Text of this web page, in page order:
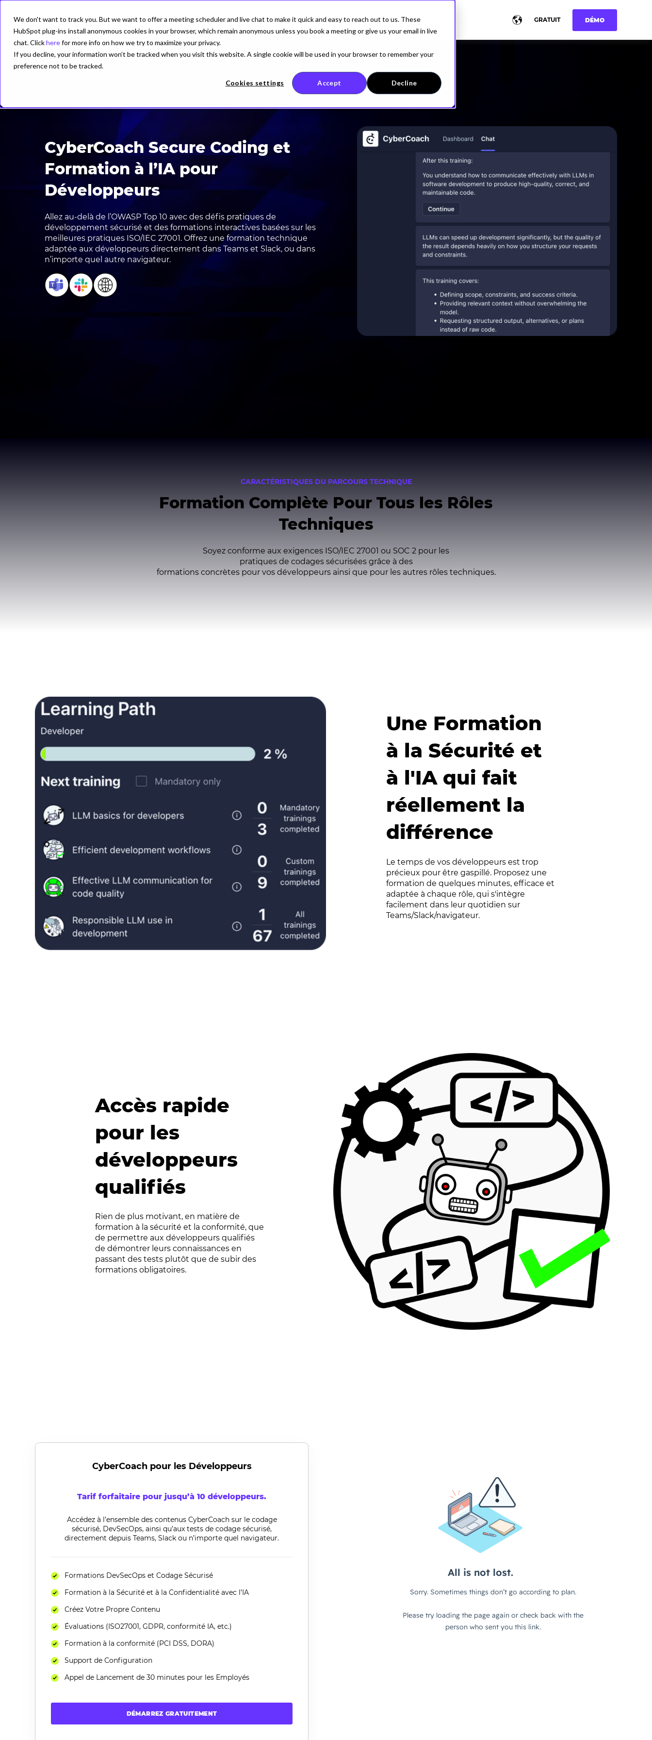
We don't want to track you. But we want to offer a meeting scheduler and live chat to make it quick and easy to reach out to us. These
HubSpot plug-ins install anonymous cookies in your browser, which remain anonymous unless you book a meeting or give us your email in live
chat. Clickherefor more info on how we try to maximize your privacy.
If you decline, your information won’t be tracked when you visit this website. A single cookie will be used in your browser to remember your
preference not to be tracked.
Cookies settings Accept Decline
PRODUIT SÉCURITÉ IA POUR LES DÉVELOPPEURS ENTREPRISE GRATUIT DÉMO
CyberCoach Secure Coding et
Formation à l’IA pour
Développeurs
Allez au-delà de l’OWASP Top 10 avec des défis pratiques de
développement sécurisé et des formations interactives basées sur les
meilleures pratiques ISO/IEC 27001. Offrez une formation technique
adaptée aux développeurs directement dans Teams et Slack, ou dans
n’importe quel autre navigateur.
CARACTÉRISTIQUES DU PARCOURS TECHNIQUE
Formation Complète Pour Tous les Rôles
Techniques
Soyez conforme aux exigences ISO/IEC 27001 ou SOC 2 pour les
pratiques de codages sécuriséesgrâce à des
formations concrètespour vos développeurs ainsi que pourles autres rôlestechniques.
Une Formation
à la Sécurité et
à l'IA qui fait
réellement la
différence
Le temps de vos développeurs est trop
précieux pour être gaspillé. Proposez une
formation de quelques minutes, efficace et
adaptée à chaque rôle, qui s'intègre
facilement dans leur quotidien sur
Teams/Slack/navigateur.
Accès rapide
pour les
développeurs
qualifiés
Rien de plus motivant, en matière de
formation à la sécurité et la conformité, que
de permettre aux développeurs qualifiés
de démontrer leurs connaissances en
passant des tests plutôt que de subir des
formations obligatoires.
CyberCoach pour les Développeurs
Tarifforfaitaire pourjusqu’à 10développeurs.
Accédez à l’ensemble des contenus CyberCoachsur le codage
sécurisé, DevSecOps, ainsi qu’aux tests decodagesécurisé,
directement depuis Teams, Slack ou n’importe quel navigateur.
Formations DevSecOps et Codage Sécurisé
Formation à la Sécurité et à la Confidentialité avec l’IA
Créez Votre Propre Contenu
Évaluations (ISO27001, GDPR, conformité IA, etc.)
Formation à la conformité (PCI DSS, DORA)
Support de Configuration
Appel de Lancement de 30 minutes pour les Employés
DÉMARREZ GRATUITEMENT